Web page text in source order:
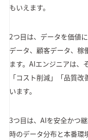
もいえます。
2つ目は、データを価値
データ、顧客データ、稼
ます。AIエンジニアは、
「コスト削減」「品質
います。
3つ目は、AIを安全かつ
時のデータ分布と本番環